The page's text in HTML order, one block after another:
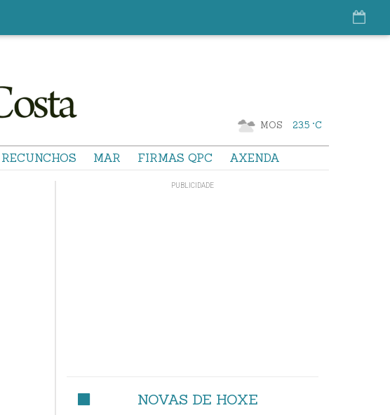
MOS 23.5 °C
RECUNCHOS MAR FIRMAS QPC AXENDA
NOVAS DE HOXE